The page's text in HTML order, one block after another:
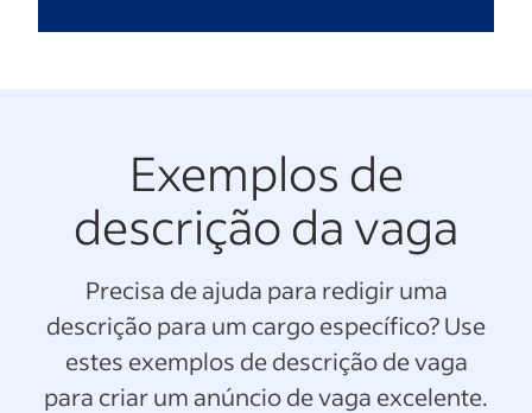
Exemplos de
descrição da vaga
Precisa de ajuda para redigir uma
descrição para um cargo específico? Use
estes exemplos de descrição de vaga
para criar um anúncio de vaga excelente.